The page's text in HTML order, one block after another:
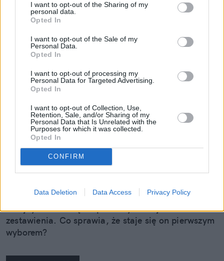
I want to opt-out of the Sharing of my
personal data.
Opted In
I want to opt-out of the Sale of my
Personal Data.
Opted In
I want to opt-out of processing my
Personal Data for Targeted Advertising.
Opted In
I want to opt-out of Collection, Use,
Retention, Sale, and/or Sharing of my
Personal Data that Is Unrelated with the
Purposes for which it was collected.
Opted In
CONFIRM
Data Deletion Data Access Privacy Policy
Orange znów na czele. Powody, dla
których tyle osób przenosi do niego
numery
Ponad 360 000 numerów przeniesiono w II kwartale
2026 roku w sieciach mobilnych. Jak podaje UKE,
zyskał Orange. Pomarańczowy operator po raz
kolejny znalazł się na pierwszym miejscu
zestawienia. Co sprawia, że staje się on pierwszym
wyborem?